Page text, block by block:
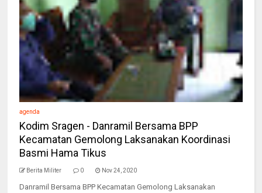
agenda
Kodim Sragen - Danramil Bersama BPP
Kecamatan Gemolong Laksanakan Koordinasi
Basmi Hama Tikus
Berita Militer 0 Nov 24, 2020
Danramil Bersama BPP Kecamatan Gemolong Laksanakan